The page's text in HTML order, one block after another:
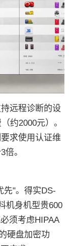
远程诊断的设
约2000元）。
求使用认证维
。
先"。得实DS-
机身机型贵600
须考虑HIPAA
硬盘加密功